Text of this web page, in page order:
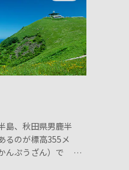
島、秋田県男鹿半
るのが標高355メ
んぷうざん）で